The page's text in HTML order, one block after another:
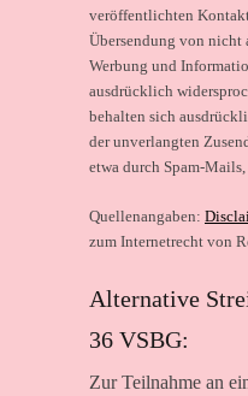
veröffentlichten
Übersendung von nicht
Werbung und
ausdrücklich
behalten sich
der unverlangten
etwa durch Spam-
Quellenangaben:
zum Internetrecht von
Alternative
36 VSBG:
Zur Teilnahme an